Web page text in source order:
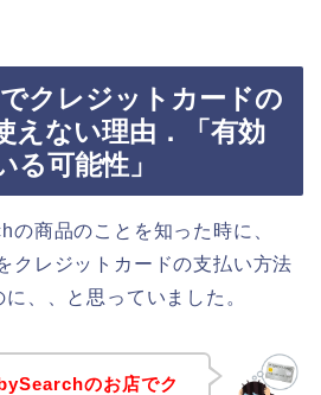
クレジットカードの
えない理由．「有効
る可能性」
商品のことを知った時に、
クレジットカードの支払い方法
、、と思っていました。
のお店でク